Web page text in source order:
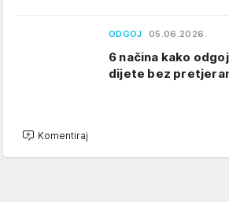
ODGOJ 05.06.2026.
6 načina kako
dijete bez
Komentiraj